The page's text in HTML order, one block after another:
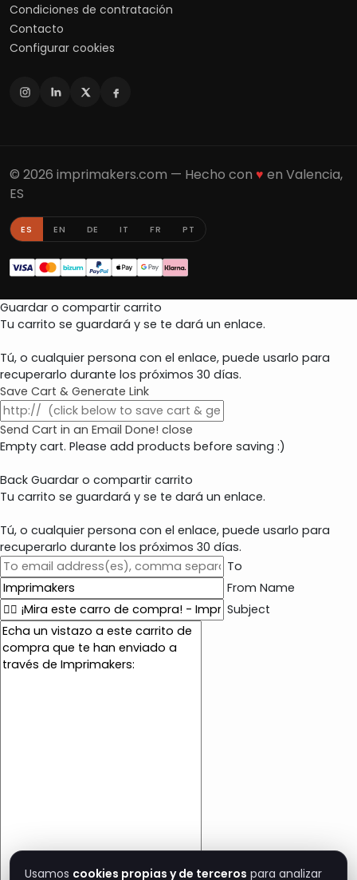
Condiciones de contratación
Contacto
Configurar cookies
© 2026 imprimakers.com — Hecho con ♥ en Valencia,
ES
ES EN DE IT FR PT
Guardar o compartir carrito
Tu carrito se guardará y se te dará un enlace.
Tú, o cualquier persona con el enlace, puede usarlo para
recuperarlo durante los próximos 30 días.
Save Cart & Generate Link
Send Cart in an Email Done! close
Empty cart. Please add products before saving :)
Back Guardar o compartir carrito
Tu carrito se guardará y se te dará un enlace.
Tú, o cualquier persona con el enlace, puede usarlo para
recuperarlo durante los próximos 30 días.
To
From Name
Subject
E
m
a
Usamos cookies propias y de terceros para analizar